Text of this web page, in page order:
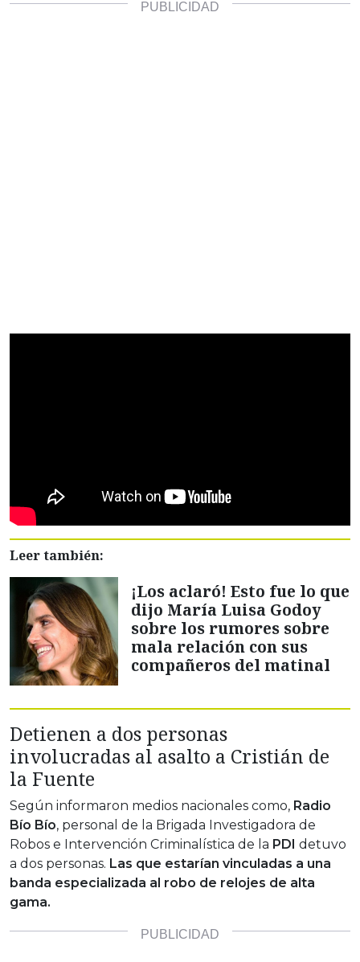
Leer también:
¡Los aclaró! Esto fue lo que
dijo María Luisa Godoy
sobre los rumores sobre
mala relación con sus
compañeros del matinal
Detienen a dos personas
involucradas al asalto a Cristián de
la Fuente
Según informaron medios nacionales como, Radio
Bío Bío, personal de la Brigada Investigadora de
Robos e Intervención Criminalística de la PDI detuvo
a dos personas. Las que estarían vinculadas a una
banda especializada al robo de relojes de alta
gama.